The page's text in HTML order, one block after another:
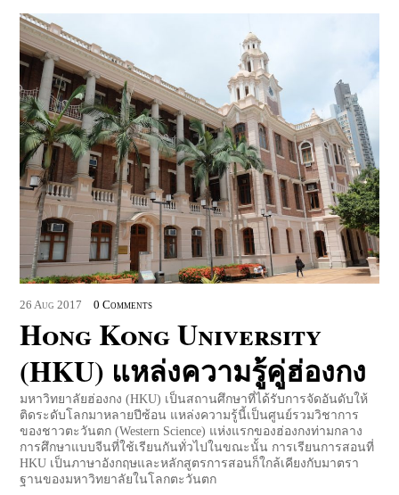
26 Aug 2017 0 Comments
Hong Kong University
(HKU) แหล่งความรู้คู่ฮ่องกง
มหาวิทยาลัยฮ่องกง (HKU) เป็นสถานศึกษาที่ได้รับการจัดอันดับให้
ติดระดับโลกมาหลายปีซ้อน แหล่งความรู้นี้เป็นศูนย์รวมวิชาการ
ของชาวตะวันตก (Western Science) แห่งแรกของฮ่องกงท่ามกลาง
การศึกษาแบบจีนที่ใช้เรียนกันทั่วไปในขณะนั้น การเรียนการสอนที่
HKU เป็นภาษาอังกฤษและหลักสูตรการสอนก็ใกล้เคียงกับมาตรา
ฐานของมหาวิทยาลัยในโลกตะวันตก